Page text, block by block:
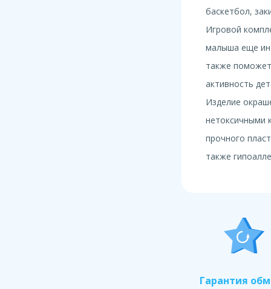
баскетбол,
Игровой
малыша еще
также
активность
Изделие
нетоксичными
прочного
также
Гарантия